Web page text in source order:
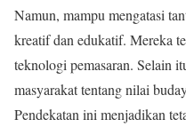
Namun, mampu mengatasi
kreatif dan edukatif. Mereka
teknologi pemasaran. Selain
masyarakat tentang nilai
Pendekatan ini menjadikan